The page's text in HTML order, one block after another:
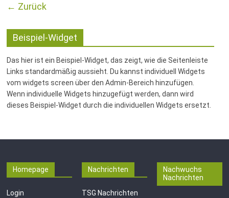
← Zurück
Beispiel-Widget
Das hier ist ein Beispiel-Widget, das zeigt, wie die Seitenleiste
Links standardmäßig aussieht. Du kannst individuell Widgets
vom widgets screen über den Admin-Bereich hinzufügen.
Wenn individuelle Widgets hinzugefügt werden, dann wird
dieses Beispiel-Widget durch die individuellen Widgets ersetzt.
Homepage
Login
Nachrichten
TSG Nachrichten
Nachwuchs
Nachrichten